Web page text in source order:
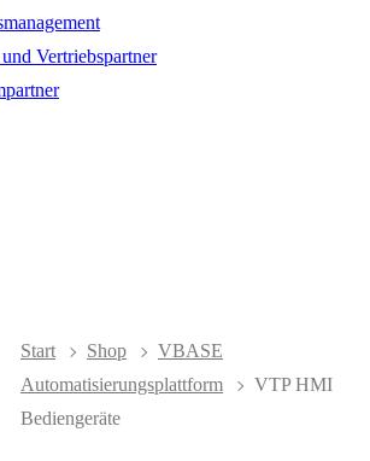
Vertriebspartner
Start Shop
VBASE
Automatisierungsplattform
VTP HMI
Bediengeräte